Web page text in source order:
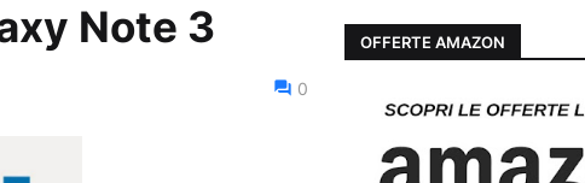
Note 3
0
OFFERTE AMAZON